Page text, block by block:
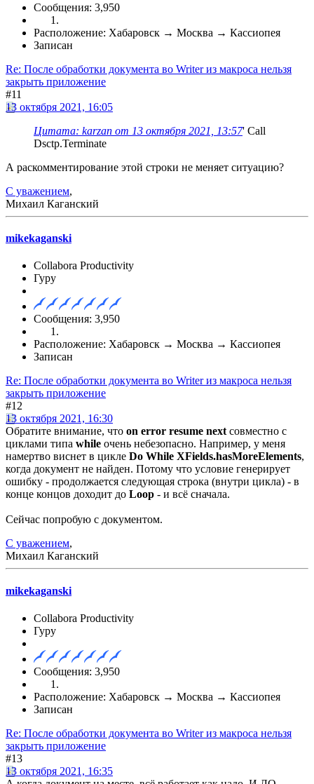
Сообщения: 3,950
Расположение: Хабаровск → Москва → Кассиопея
Записан
Re: После обработки документа во Writer из макроса нельзя
закрыть приложение
#11
13 октября 2021, 16:05
Цитата: karzan от 13 октября 2021, 13:57' Call
Dsctp.Terminate
А раскомментирование этой строки не меняет ситуацию?
С уважением,
Михаил Каганский
mikekaganski
Collabora Productivity
Гуру
Сообщения: 3,950
Расположение: Хабаровск → Москва → Кассиопея
Записан
Re: После обработки документа во Writer из макроса нельзя
закрыть приложение
#12
13 октября 2021, 16:30
Обратите внимание, что on error resume nextсовместно с
циклами типа while очень небезопасно. Например, у меня
намертво виснет в цикле Do While XFields.hasMoreElements,
когда документ не найден. Потому что условие генерирует
ошибку - продолжается следующая строка (внутри цикла) - в
конце концов доходит до Loop - и всё сначала.
Сейчас попробую с документом.
С уважением,
Михаил Каганский
mikekaganski
Collabora Productivity
Гуру
Сообщения: 3,950
Расположение: Хабаровск → Москва → Кассиопея
Записан
Re: После обработки документа во Writer из макроса нельзя
закрыть приложение
#13
13 октября 2021, 16:35